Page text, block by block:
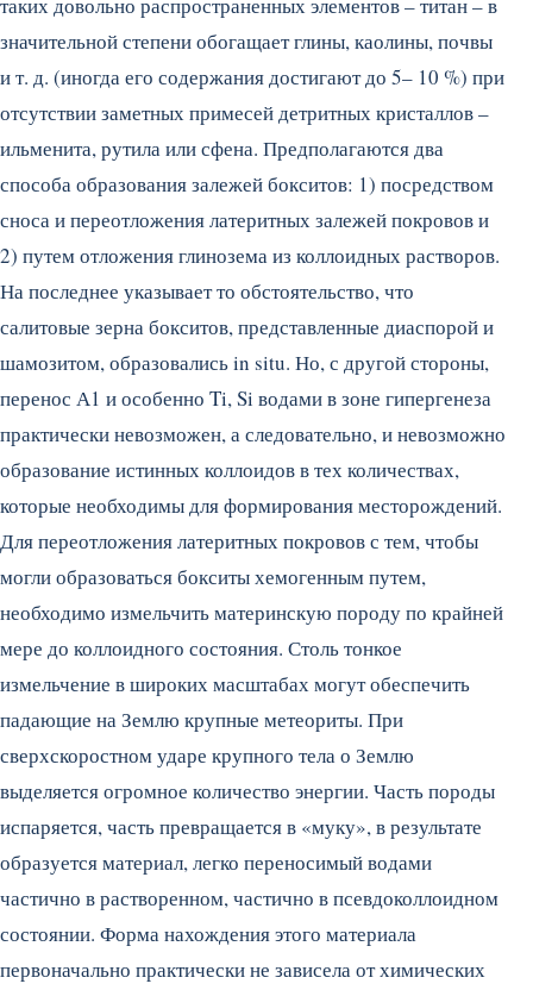
таких довольно распространенных элементов – титан – в
значительной степени обогащает глины, каолины, почвы
и т. д. (иногда его содержания достигают до 5– 10 %) при
отсутствии заметных примесей детритных кристаллов –
ильменита, рутила или сфена. Предполагаются два
способа образования залежей бокситов: 1) посредством
сноса и переотложения латеритных залежей покровов и
2) путем отложения глинозема из коллоидных растворов.
На последнее указывает то обстоятельство, что
салитовые зерна бокситов, представленные диаспорой и
шамозитом, образовались in situ. Но, с другой стороны,
перенос А1 и особенно Ti, Si водами в зоне гипергенеза
практически невозможен, а следовательно, и невозможно
образование истинных коллоидов в тех количествах,
которые необходимы для формирования месторождений.
Для переотложения латеритных покровов с тем, чтобы
могли образоваться бокситы хемогенным путем,
необходимо измельчить материнскую породу по крайней
мере до коллоидного состояния. Столь тонкое
измельчение в широких масштабах могут обеспечить
падающие на Землю крупные метеориты. При
сверхскоростном ударе крупного тела о Землю
выделяется огромное количество энергии. Часть породы
испаряется, часть превращается в «муку», в результате
образуется материал, легко переносимый водами
частично в растворенном, частично в псевдоколлоидном
состоянии. Форма нахождения этого материала
первоначально практически не зависела от химических